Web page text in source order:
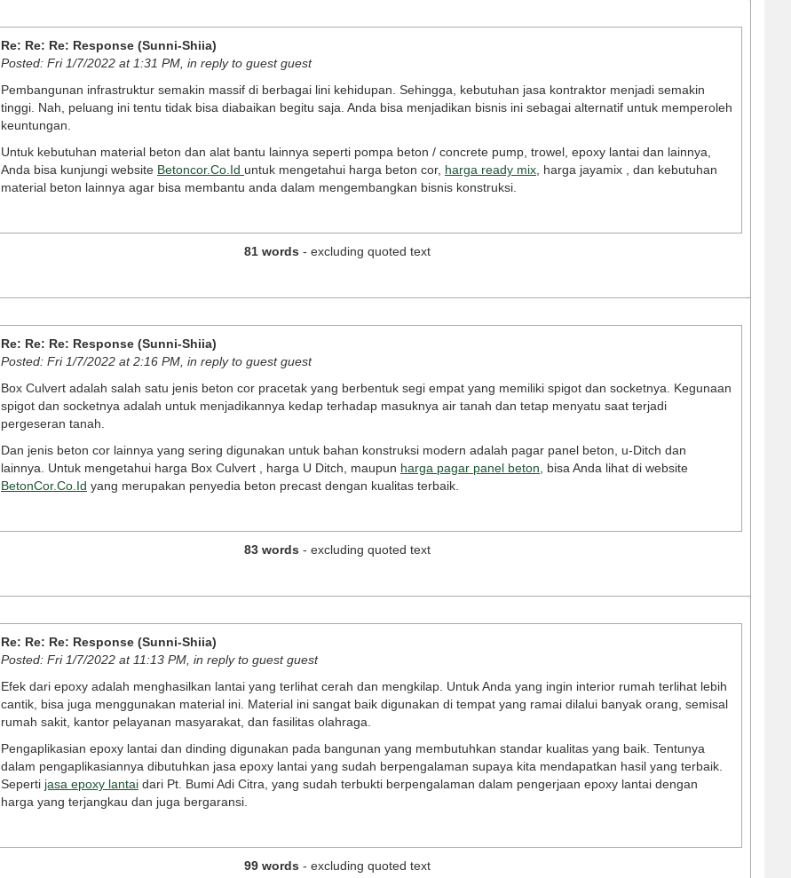
Re: Re: Re: Response (Sunni-Shiia)
Posted: Fri 1/7/2022 at 1:31 PM, in reply to guest guest
Pembangunan infrastruktur semakin massif di berbagai lini kehidupan. Sehingga, kebutuhan jasa kontraktor menjadi semakin
tinggi. Nah, peluang ini tentu tidak bisa diabaikan begitu saja. Anda bisa menjadikan bisnis ini sebagai alternatif untuk memperoleh
keuntungan.
Untuk kebutuhan material beton dan alat bantu lainnya seperti pompa beton / concrete pump, trowel, epoxy lantai dan lainnya,
Anda bisa kunjungi website Betoncor.Co.Id untuk mengetahui harga beton cor, harga ready mix , harga jayamix , dan kebutuhan
material beton lainnya agar bisa membantu anda dalam mengembangkan bisnis konstruksi.
81 words - excluding quoted text
Re: Re: Re: Response (Sunni-Shiia)
Posted: Fri 1/7/2022 at 2:16 PM, in reply to guest guest
Box Culvert adalah salah satu jenis beton cor pracetak yang berbentuk segi empat yang memiliki spigot dan socketnya. Kegunaan
spigot dan socketnya adalah untuk menjadikannya kedap terhadap masuknya air tanah dan tetap menyatu saat terjadi
pergeseran tanah.
Dan jenis beton cor lainnya yang sering digunakan untuk bahan konstruksi modern adalah pagar panel beton, u-Ditch dan
lainnya. Untuk mengetahui harga Box Culvert , harga U Ditch, maupun harga pagar panel beton , bisa Anda lihat di website
BetonCor.Co.Id yang merupakan penyedia beton precast dengan kualitas terbaik.
83 words - excluding quoted text
Re: Re: Re: Response (Sunni-Shiia)
Posted: Fri 1/7/2022 at 11:13 PM, in reply to guest guest
Efek dari epoxy adalah menghasilkan lantai yang terlihat cerah dan mengkilap. Untuk Anda yang ingin interior rumah terlihat lebih
cantik, bisa juga menggunakan material ini. Material ini sangat baik digunakan di tempat yang ramai dilalui banyak orang, semisal
rumah sakit, kantor pelayanan masyarakat, dan fasilitas olahraga.
Pengaplikasian epoxy lantai dan dinding digunakan pada bangunan yang membutuhkan standar kualitas yang baik. Tentunya
dalam pengaplikasiannya dibutuhkan jasa epoxy lantai yang sudah berpengalaman supaya kita mendapatkan hasil yang terbaik.
Seperti jasa epoxy lantai dari Pt. Bumi Adi Citra, yang sudah terbukti berpengalaman dalam pengerjaan epoxy lantai dengan
harga yang terjangkau dan juga bergaransi.
99 words - excluding quoted text